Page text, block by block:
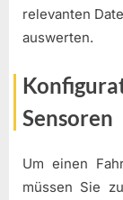
relevanten
auswerten.
Sensoren
Um einen
müssen Sie